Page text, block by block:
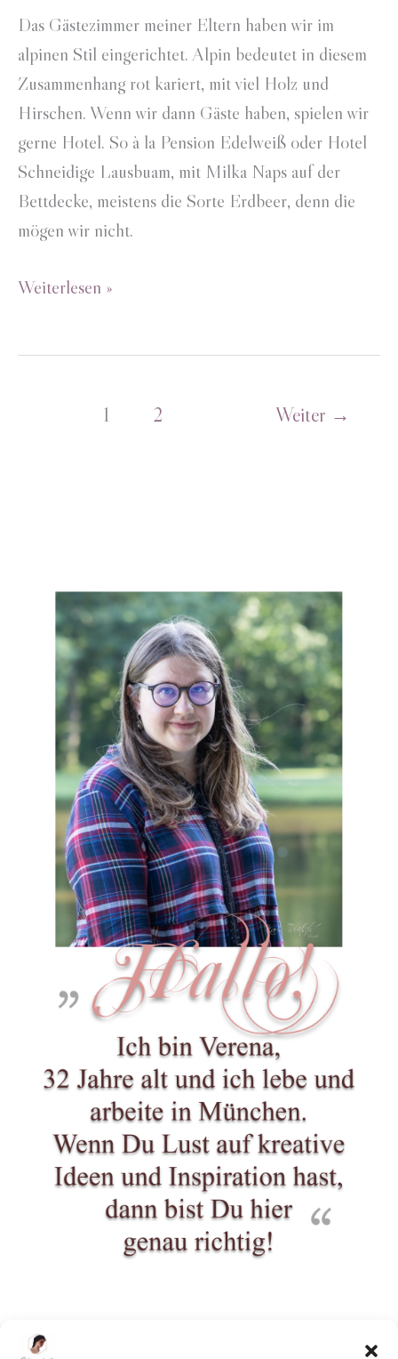
Das Gästezimmer meiner Eltern haben wir im
alpinen Stil eingerichtet. Alpin bedeutet in diesem
Zusammenhang rot kariert, mit viel Holz und
Hirschen. Wenn wir dann Gäste haben, spielen wir
gerne Hotel. So à la Pension Edelweiß oder Hotel
Schneidige Lausbuam, mit Milka Naps auf der
Bettdecke, meistens die Sorte Erdbeer, denn die
mögen wir nicht.
Stickerei
Weiterlesen »
1 2 Weiter →